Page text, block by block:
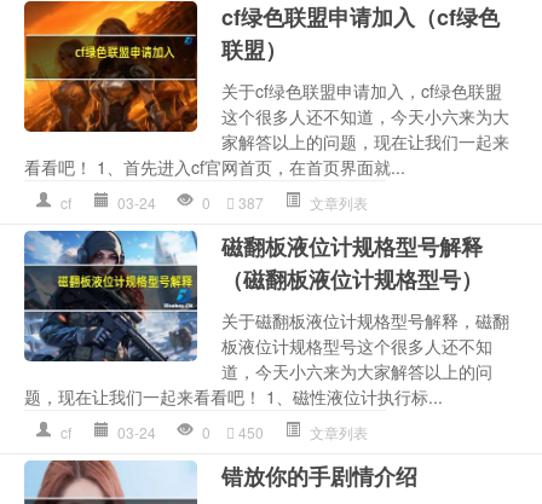
cf绿色联盟申请加入（cf绿色
联盟）
关于cf绿色联盟申请加入，cf绿色联盟
这个很多人还不知道，今天小六来为大
家解答以上的问题，现在让我们一起来
看看吧！ 1、首先进入cf官网首页，在首页界面就...
cf 03-24 0 387 文章列表
磁翻板液位计规格型号解释
（磁翻板液位计规格型号）
关于磁翻板液位计规格型号解释，磁翻
板液位计规格型号这个很多人还不知
道，今天小六来为大家解答以上的问
题，现在让我们一起来看看吧！ 1、磁性液位计执行标...
cf 03-24 0 450 文章列表
错放你的手剧情介绍